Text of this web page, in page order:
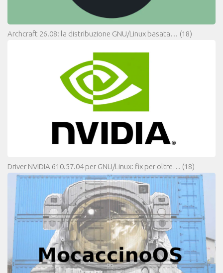
Archcraft 26.08: la distribuzione GNU/Linux basata… (18)
Driver NVIDIA 610.57.04 per GNU/Linux: fix per oltre… (18)